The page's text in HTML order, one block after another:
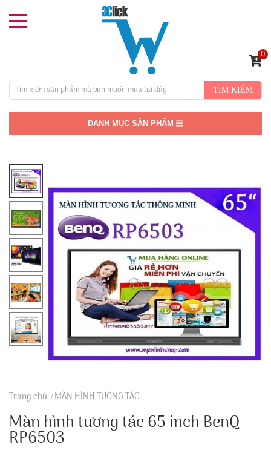
TÌM KIẾM
0
DANH MỤC SẢN PHẨM
Trang chủ MÀN HÌNH TƯƠNG TÁC
Màn hình tương tác 65 inch BenQ
RP6503